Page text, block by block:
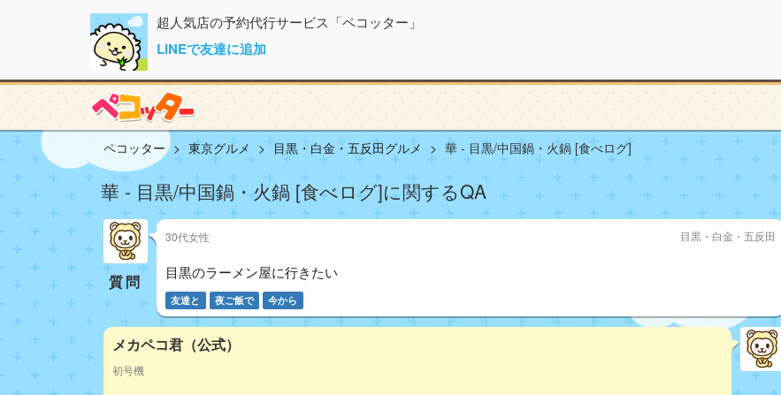
超人気店の予約代行サービス「ペコッター」
LINEで友達に追加
ペコッター 東京グルメ 目黒・白金・五反田グルメ 華 - 目黒/中国鍋・火鍋 [食べログ]
華 - 目黒/中国鍋・火鍋 [食べログ]に関するQA
質問
30代女性 目黒・白金・五反田
目黒のラーメン屋に行きたい
友達と 夜ご飯で 今から
メカペコ君（公式）
初号機